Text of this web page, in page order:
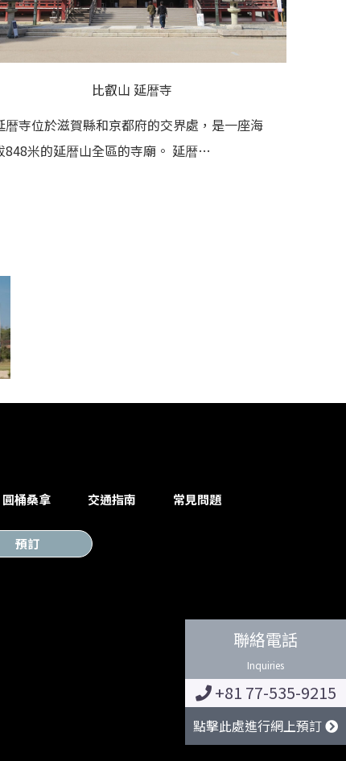
比叡山 延暦寺
暦寺位於滋賀縣和京都府的交界處，是一座海
848米的延暦山全區的寺廟。 延暦…
聯絡電話
Inquiries
+81 77-535-9215
點擊此處進行網上預訂
圓桶桑拿 交通指南 常見問題
預訂